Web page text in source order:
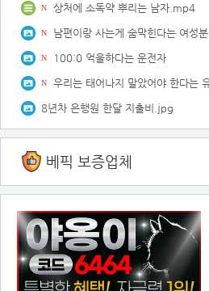
N 상처에 소독약 뿌리는 남자.mp4
N 남편이랑 사는게 숨막힌다는 여성분
N 100:0 억울하다는 운전자
N
8년차 은행원 한달 지출비.jpg
베픽 보증업체